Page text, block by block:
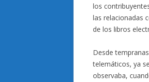
los
las relacionadas
de los libros
Desde
telemáticos, ya
observaba,